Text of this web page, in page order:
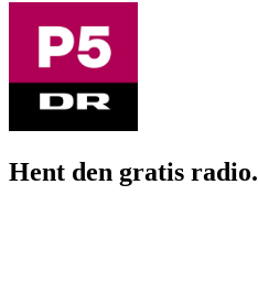
Hent den gratis